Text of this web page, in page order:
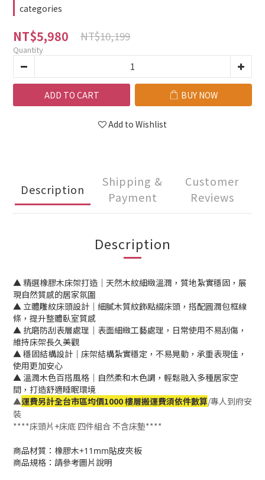
categories
NT$5,980 NT$10,199
Quantity
ADD TO CART BUY NOW
Add to Wishlist
Description
Shipping &
Payment
Customer
Reviews
Description
▲ 精選橡膠木床架打造｜天然木紋細緻溫潤，質地紮實穩固，展
現自然質感的居家氛圍
▲ 立體雕紋床頭設計｜細膩木質紋飾點綴床頭，搭配圓潤包框線
條，提升整體臥室質感
▲ 抗磨防刮表層處理｜表面細緻工藝處理，日常使用不易刮傷，
維持床架長久美觀
▲ 穩固結構設計｜床架結構紮實穩定，不易晃動，承重表現佳，
使用更加安心
▲ 溫潤木色百搭風格｜自然柔和木色調，輕鬆融入多種居家空
間，打造舒適睡眠環境
▲運費另計全台市區均價1000 樓層搬運費須依件數算/專人到府安
裝
****床頭片+床底 四件組合 不含床墊****
商品材質：橡膠木+11mm貼皮夾板
商品規格：請參考圖片說明